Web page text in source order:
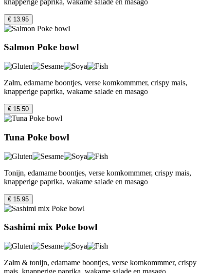
€ 13.95
Salmon Poke bowl
Zalm, edamame boontjes, verse komkommmer, crispy mais,
knapperige paprika, wakame salade en masago
€ 15.50
Tuna Poke bowl
Tonijn, edamame boontjes, verse komkommmer, crispy mais,
knapperige paprika, wakame salade en masago
€ 15.95
Sashimi mix Poke bowl
Zalm & tonijn, edamame boontjes, verse komkommmer, crispy
mais, knapperige paprika, wakame salade en masago